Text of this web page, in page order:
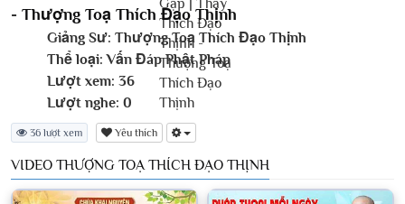
- Thượng Toạ Thích Đạo Thịnh
Giảng Sư: Thượng Toạ Thích Đạo Thịnh
Thể loại: Vấn Đáp Phật Pháp
Lượt xem: 36
Lượt nghe: 0
36 lượt xem Yêu thích
VIDEO THƯỢNG TOẠ THÍCH ĐẠO THỊNH